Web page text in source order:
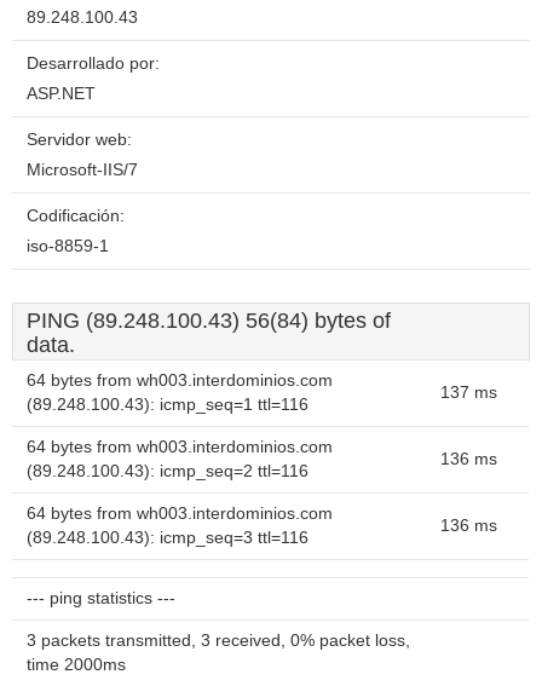
89.248.100.43
Desarrollado por:
ASP.NET
Servidor web:
Microsoft-IIS/7
Codificación:
iso-8859-1
PING (89.248.100.43) 56(84) bytes of
data.
64 bytes from wh003.interdominios.com
(89.248.100.43): icmp_seq=1 ttl=116
137 ms
64 bytes from wh003.interdominios.com
(89.248.100.43): icmp_seq=2 ttl=116
136 ms
64 bytes from wh003.interdominios.com
(89.248.100.43): icmp_seq=3 ttl=116
136 ms
--- ping statistics ---
3 packets transmitted, 3 received, 0% packet loss,
time 2000ms